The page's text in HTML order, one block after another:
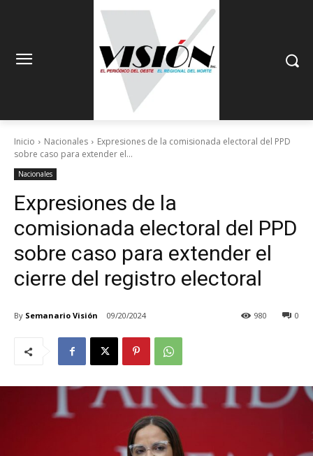
Inicio Nacionales
Expresiones de la comisionada electoral del PPD
sobre caso para extender el...
Nacionales
Expresiones de la
comisionada electoral del PPD
sobre caso para extender el
cierre del registro electoral
By Semanario Visión 09/20/2024 0
980